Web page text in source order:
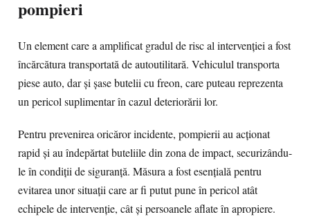
pompieri
Un element care a amplificat gradul de risc al intervenției a fost
încărcătura transportată de autoutilitară. Vehiculul transporta
piese auto, dar și șase butelii cu freon, care puteau reprezenta
un pericol suplimentar în cazul deteriorării lor.
Pentru prevenirea oricăror incidente, pompierii au acționat
rapid și au îndepărtat buteliile din zona de impact, securizându-
le în condiții de siguranță. Măsura a fost esențială pentru
evitarea unor situații care ar fi putut pune în pericol atât
echipele de intervenție, cât și persoanele aflate în apropiere.